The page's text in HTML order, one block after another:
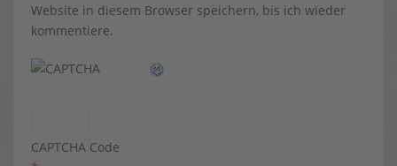
Website in diesem Browser speichern, bis ich wieder
kommentiere.
CAPTCHA Code